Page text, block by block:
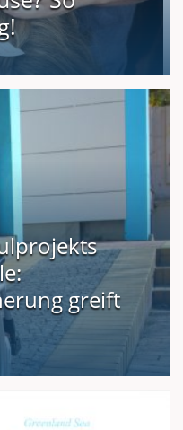
greift